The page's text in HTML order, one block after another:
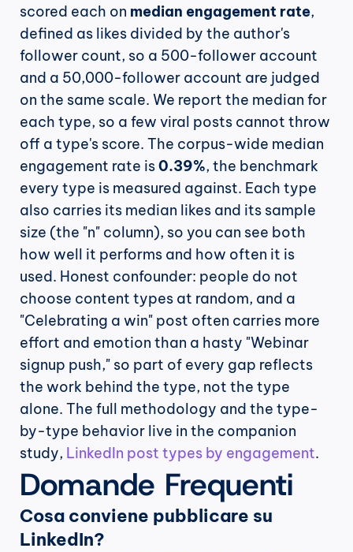
scored each on median engagement rate,
defined as likes divided by the author's
follower count, so a 500-follower account
and a 50,000-follower account are judged
on the same scale. We report the median for
each type, so a few viral posts cannot throw
off a type's score. The corpus-wide median
engagement rate is 0.39%, the benchmark
every type is measured against. Each type
also carries its median likes and its sample
size (the "n" column), so you can see both
how well it performs and how often it is
used. Honest confounder: people do not
choose content types at random, and a
"Celebrating a win" post often carries more
effort and emotion than a hasty "Webinar
signup push," so part of every gap reflects
the work behind the type, not the type
alone. The full methodology and the type-
by-type behavior live in the companion
study, LinkedIn post types by engagement.
Domande Frequenti
Cosa conviene pubblicare su
LinkedIn?